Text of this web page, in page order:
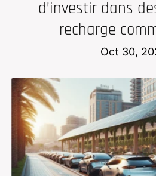
d’investir dans
recharge
Oct 30,